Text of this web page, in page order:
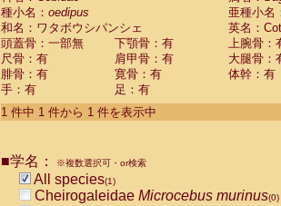
Cebidae
CebidaeSaguinus nigricollis (0)
Cebidae Saguinus oedipus
Cebidae Saguinus weddelli
Cebidae Saguinusspp.
Cebidae Aotus trivirgatus
Cebidae Cebus albifrons
CebidaeCebus nigrivittatus
CebidaeCebus
CebidaeSaimiri boliviensis(0)
種小名： oedipus
亜種小名
和名：ワタボウシパンシェ
英名：
頭蓋骨：一部無
下顎骨：有
上腕骨：
尺骨：有
肩甲骨：有
大腿骨：
腓骨：有
寛骨：有
体幹：有
手：有
足：有
1 件中 1 件から 1 件を表示中
■学名： ※複数選択可・or検索
All species(1)
Cheirogaleidae Microcebus murinus(0)